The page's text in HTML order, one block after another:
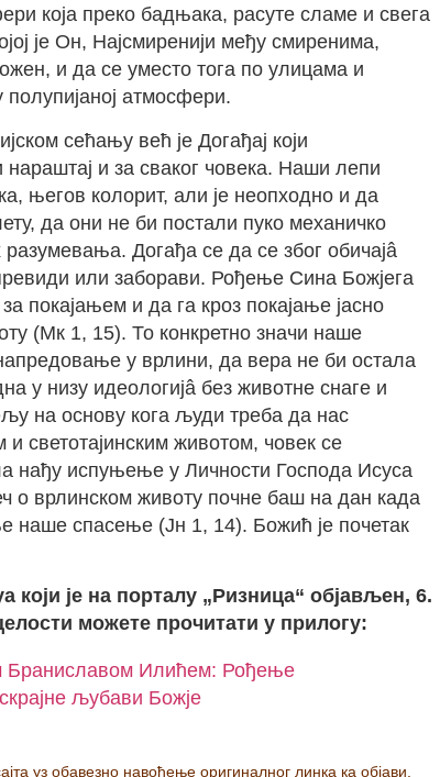
која преко бадњака, расуте сламе и свега
је Он, Најсмиренији међу смиренима,
и да се уместо тога по улицама и
атмосфери.
сећању већ је Догађај који
и за сваког човека. Наши лепи
његов колорит, али је неопходно и да
да они не би постали пуко механичко
Догађа се да се због обичајâ
или заборави. Рођење Сина Божјега
покајањем и да га кроз покајање јасно
(Мк 1, 15). То конкретно значи наше
у врлини, да вера не би остала
у низу идеологијâ без животне снаге и
на основу кога људи треба да нас
светотајинским животом, човек се
нађу испуњење у Личности Господа Исуса
о врлинском животу почне баш на дан када
наше спасење (Јн 1, 14). Божић је почетак
који је на порталу „Ризница“ објављен, 6.
можете прочитати у прилогу:
Браниславом Илићем: Рођење
љубави Божје
уз обавезно навођење оригиналног линка ка објави.